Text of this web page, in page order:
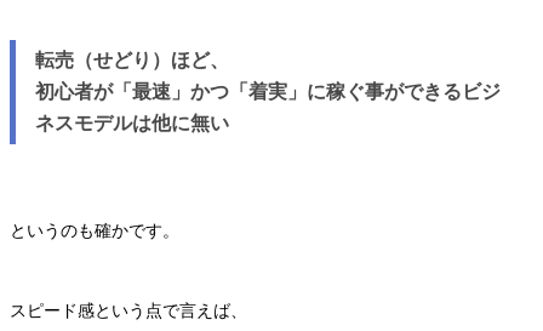
転売（せどり）ほど、
初心者が「最速」かつ「着実」に稼ぐ事ができるビジ
ネスモデルは他に無い
というのも確かです。
スピード感という点で言えば、